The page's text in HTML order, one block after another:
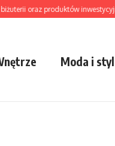
oraz produktów inwestycyjnych?
Moda i styl